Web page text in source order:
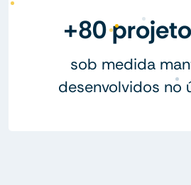
+80
sob medida
desenvolvidos no